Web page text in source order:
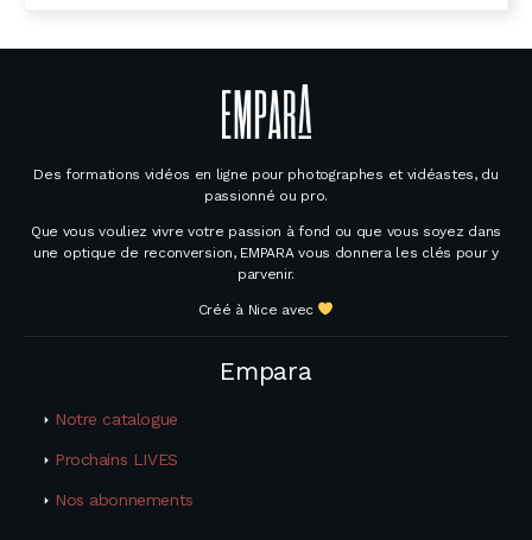
Des formations vidéos en ligne pour photographes et vidéastes, du
passionné ou pro.
Que vous vouliez vivre votre passion à fond ou que vous soyez dans
une optique de reconversion, EMPARA vous donnera les clés pour y
parvenir.
Créé à Nice avec
Empara
Notre catalogue
Prochains LIVES
Nos abonnements